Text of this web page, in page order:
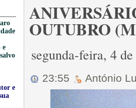
e
e
OUTUBRO
segunda-feira, 4
23:55 António